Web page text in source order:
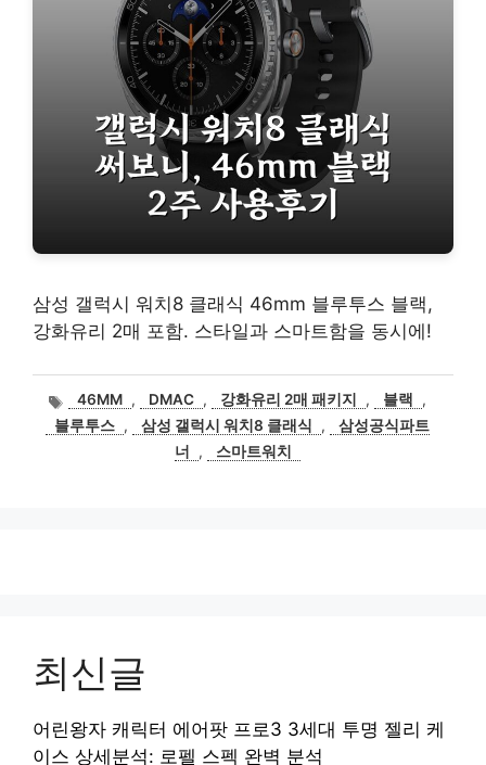
삼성 갤럭시 워치8 클래식 46mm 블루투스 블랙,
강화유리 2매 포함. 스타일과 스마트함을 동시에!
태
그
46MM , DMAC , 강화유리 2매 패키지 , 블랙
,
블루투스 , 삼성 갤럭시 워치8 클래식 ,
삼성공식파트
너
, 스마트워치
최신글
어린왕자 캐릭터 에어팟 프로3 3세대 투명 젤리 케
이스 상세분석: 로펠 스펙 완벽 분석